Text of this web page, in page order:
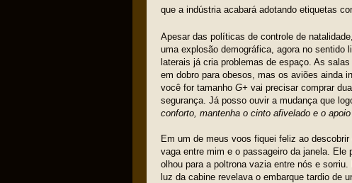
que a indústria acabará adotando etiquetas
Apesar das políticas de controle de
uma explosão demográfica, agora no sentido
laterais já cria problemas de espaço. As
em dobro para obesos, mas os aviões ainda
você for tamanho G+ vai precisar comprar
segurança. Já posso ouvir a mudança que
conforto, mantenha o cinto afivelado e o
Em um de meus voos fiquei feliz ao
vaga entre mim e o passageiro da janela.
olhou para a poltrona vazia entre nós e
luz da cabine revelava o embarque tardio de